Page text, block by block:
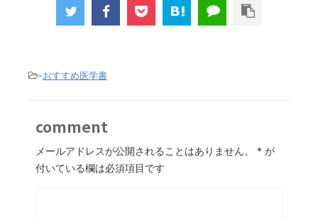
-おすすめ医学書
comment
メールアドレスが公開されることはありません。 * が
付いている欄は必須項目です